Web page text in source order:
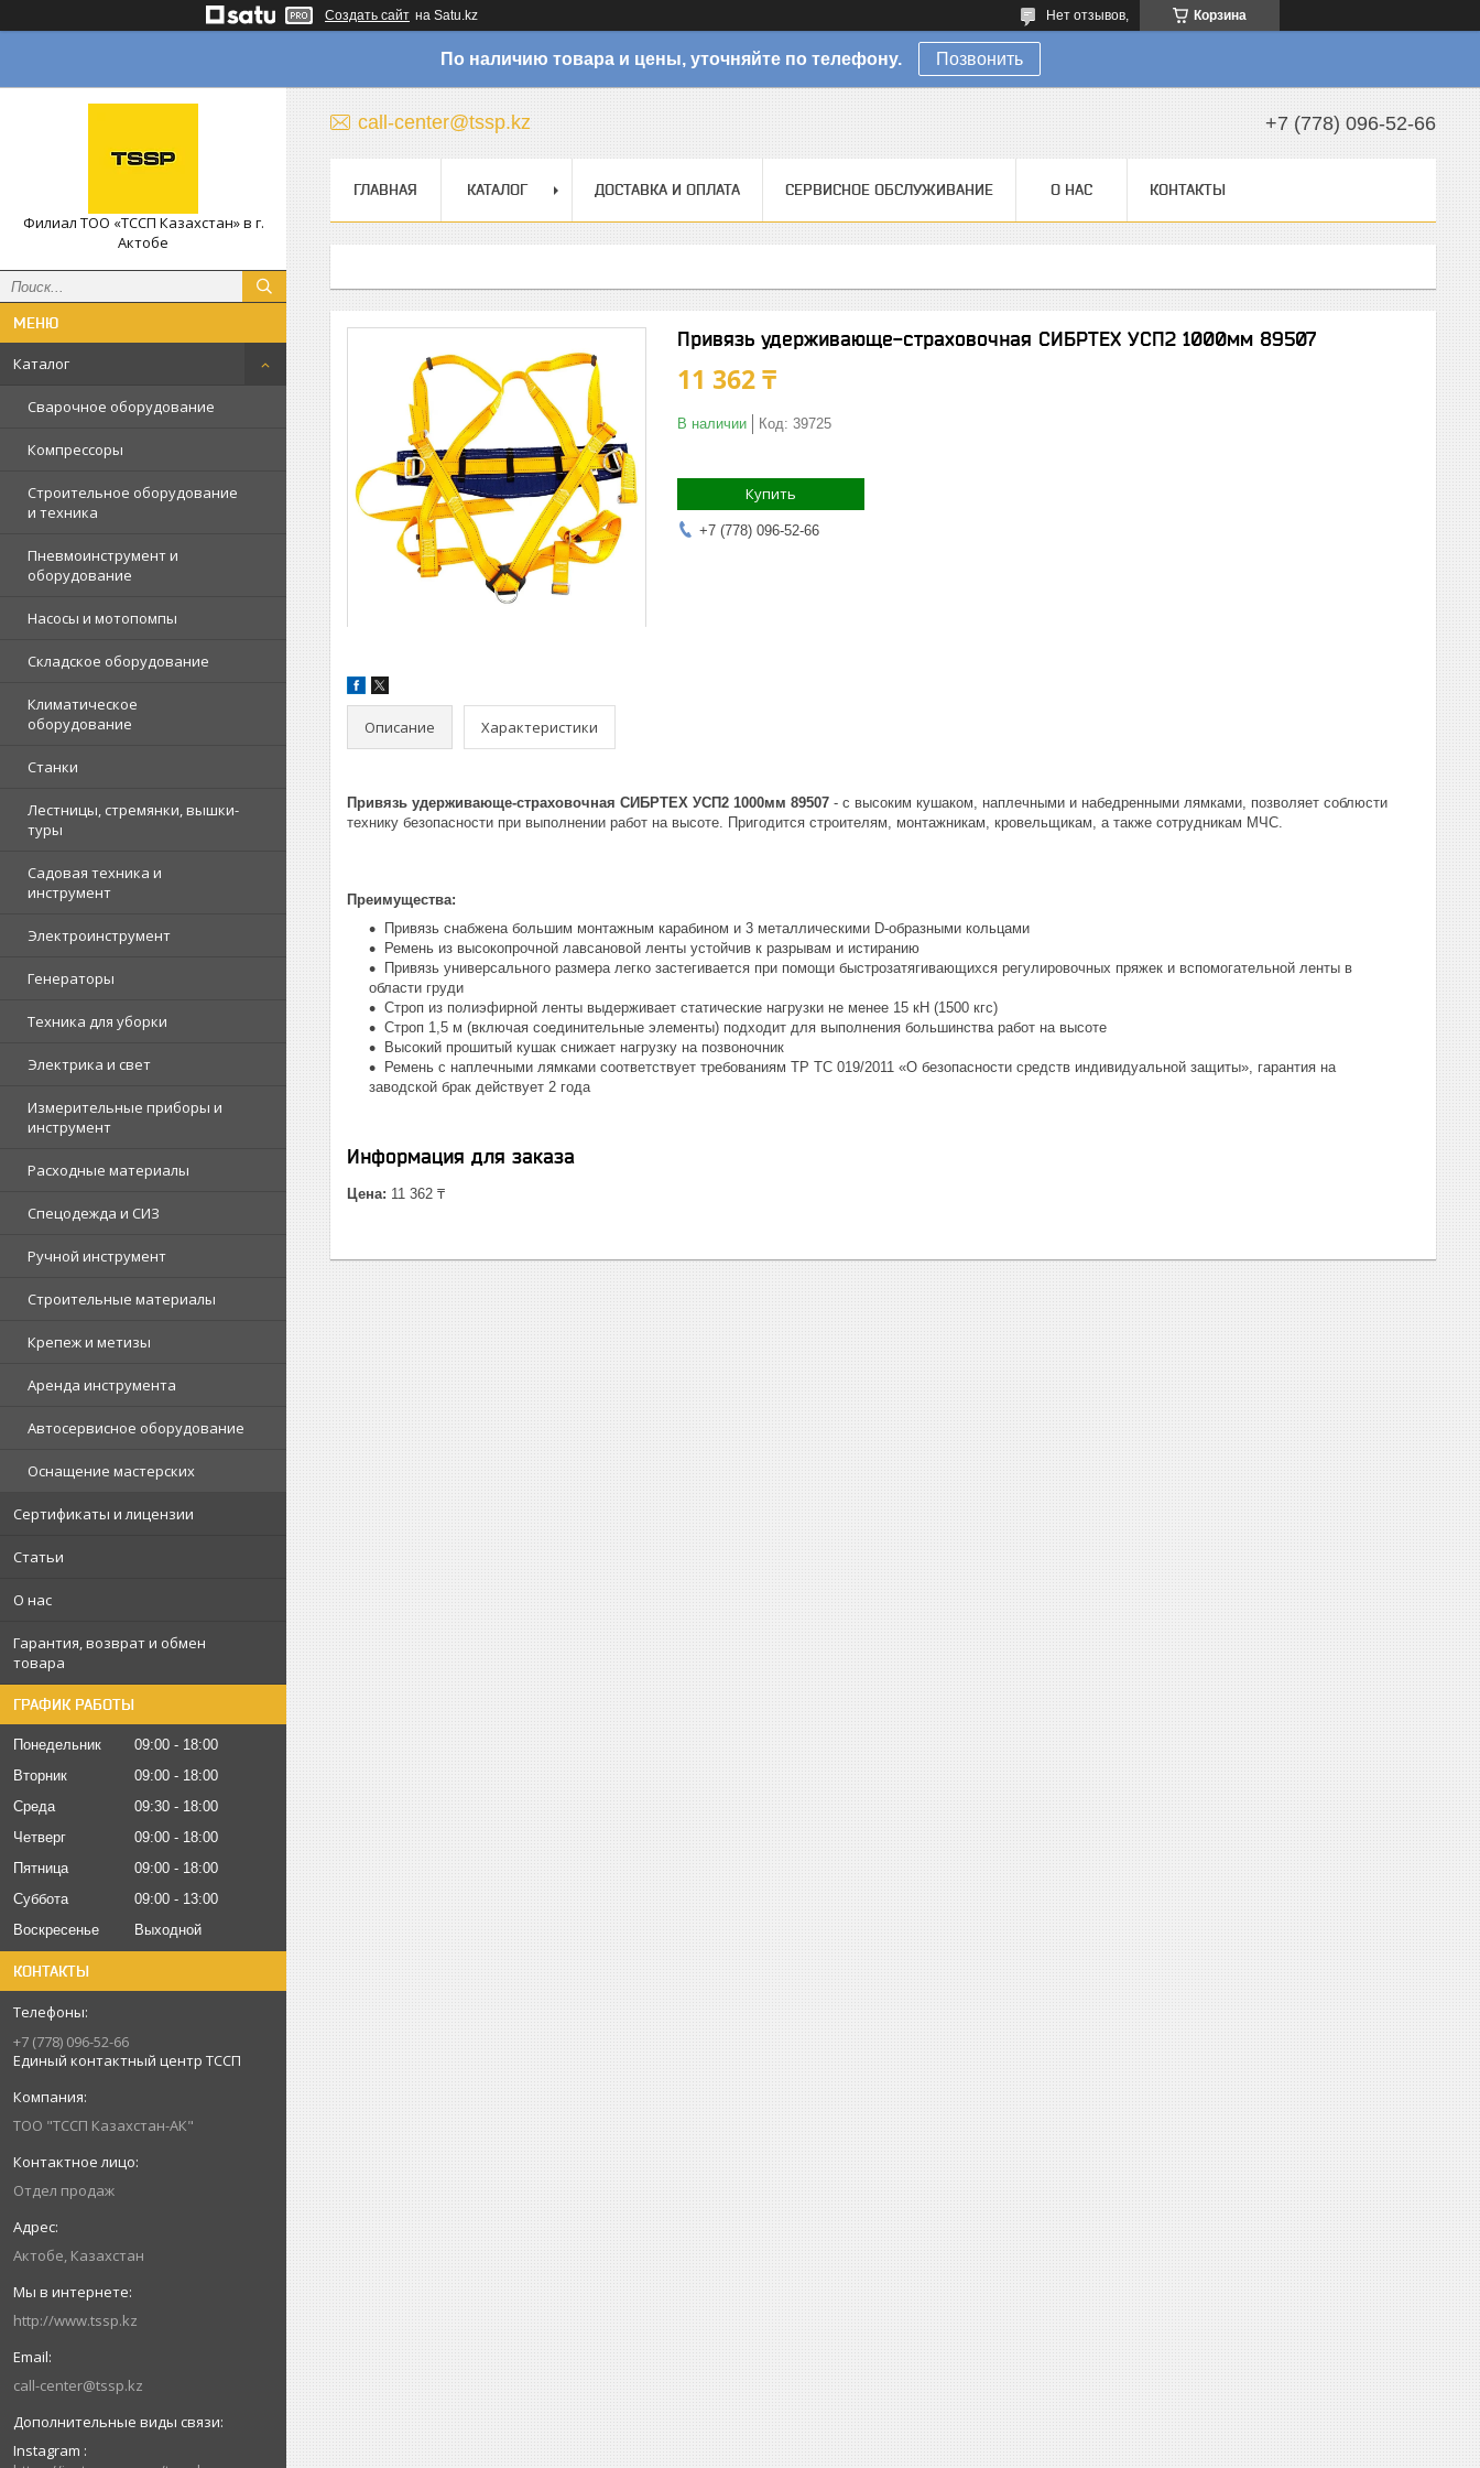
Создать сайт на Satu.kz Корзина
Нет отзывов,
По наличию товара и цены, уточняйте по телефону. Позвонить
Филиал ТОО «ТССП Казахстан» в г.
Актобе
Каталог
Сварочное оборудование
Компрессоры
Строительное оборудование
и техника
Пневмоинструмент и
оборудование
Насосы и мотопомпы
Складское оборудование
Климатическое
оборудование
Станки
Лестницы, стремянки, вышки-
туры
Садовая техника и
инструмент
Электроинструмент
Генераторы
Техника для уборки
Электрика и свет
Измерительные приборы и
инструмент
Расходные материалы
Спецодежда и СИЗ
Ручной инструмент
Строительные материалы
Крепеж и метизы
Аренда инструмента
Автосервисное оборудование
Оснащение мастерских
Сертификаты и лицензии
Статьи
О нас
Гарантия, возврат и обмен
товара
ГРАФИК РАБОТЫ
Понедельник 09:00
18:00
Вторник
09:00
18:00
Среда
09:30
18:00
Четверг
09:00
18:00
Пятница
09:00
18:00
Суббота
09:00
13:00
Воскресенье
Выходной
КОНТАКТЫ
+7 (778) 096-52-66
Единый контактный центр ТССП
ТОО "ТССП Казахстан-АК"
Отдел продаж
Актобе, Казахстан
http://www.tssp.kz
call-center@tssp.kz
Instagram
call-center@tssp.kz +7 (778) 096-52-66
ГЛАВНАЯ КАТАЛОГ ДОСТАВКА И ОПЛАТА СЕРВИСНОЕ ОБСЛУЖИВАНИЕ О НАС КОНТАКТЫ
Привязь удерживающе-страховочная СИБРТЕХ УСП2 1000мм 89507
11 362 ₸
В наличии Код: 39725
Купить
+7 (778) 096-52-66
Описание Характеристики
Привязь удерживающе-страховочная СИБРТЕХ УСП2 1000мм 89507 - с высоким кушаком, наплечными и набедренными лямками, позволяет соблюсти
технику безопасности при выполнении работ на высоте. Пригодится строителям, монтажникам, кровельщикам, а также сотрудникам МЧС.
Преимущества:
Привязь снабжена большим монтажным карабином и 3 металлическими D-образными кольцами
Ремень из высокопрочной лавсановой ленты устойчив к разрывам и истиранию
Привязь универсального размера легко застегивается при помощи быстрозатягивающихся регулировочных пряжек и вспомогательной ленты в
области груди
Строп из полиэфирной ленты выдерживает статические нагрузки не менее 15 кН (1500 кгс)
Строп 1,5 м (включая соединительные элементы) подходит для выполнения большинства работ на высоте
Высокий прошитый кушак снижает нагрузку на позвоночник
Ремень с наплечными лямками соответствует требованиям ТР ТС 019/2011 «О безопасности средств индивидуальной защиты», гарантия на
заводской брак действует 2 года
Информация для заказа
Цена: 11 362 ₸